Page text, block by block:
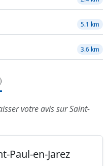
5.1 km
3.6 km
votre avis sur Saint-
Paul-en-Jarez